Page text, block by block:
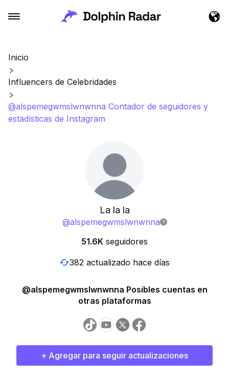
Inicio
Influencers de Celebridades
@alspemegwmslwnwnna Contador de seguidores y
estadísticas de Instagram
La la la
@alspemegwmslwnwnna
51.6K seguidores
382 actualizado hace días
@alspemegwmslwnwnna Posibles cuentas en
otras plataformas
+ Agregar para seguir actualizaciones